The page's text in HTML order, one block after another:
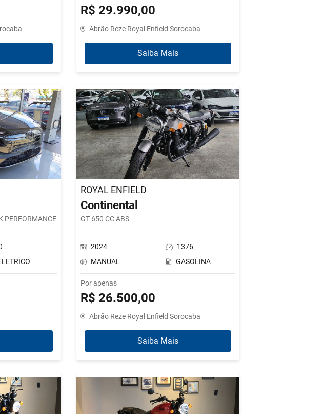
R$ 29.990,00
Abrão Reze Royal Enfield Sorocaba
Saiba Mais
PERFORMANCE
ROYAL ENFIELD
Continental
GT 650 CC ABS
2024
1376
MANUAL
GASOLINA
Por apenas
R$ 26.500,00
Abrão Reze Royal Enfield Sorocaba
Saiba Mais